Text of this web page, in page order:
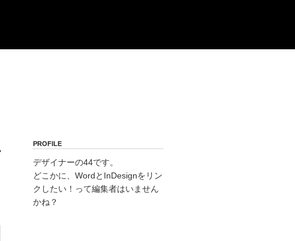
PROFILE
デザイナーの44です。
どこかに、WordとInDesignをリン
クしたい！って編集者はいません
かね？